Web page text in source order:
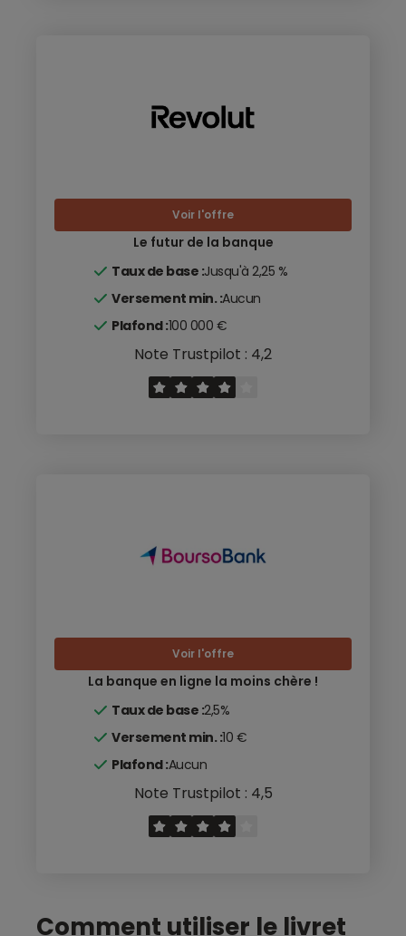
Note Trustpilot : 4,2
Le futur de la banque
Taux de base :Jusqu'à 2,25 %
Versement min. :Aucun
Plafond :100 000 €
Voir l'offre
Note Trustpilot : 4,5
La banque en ligne la moins chère !
Taux de base :2,5%
Versement min. :10 €
Plafond :Aucun
Voir l'offre
Comment utiliser le livret